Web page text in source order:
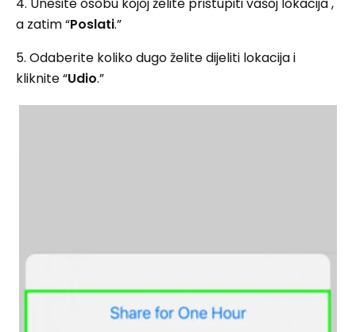
a zatim “Poslati.”
5. Odaberite koliko dugo želite dijeliti lokacija i
kliknite “Udio.”